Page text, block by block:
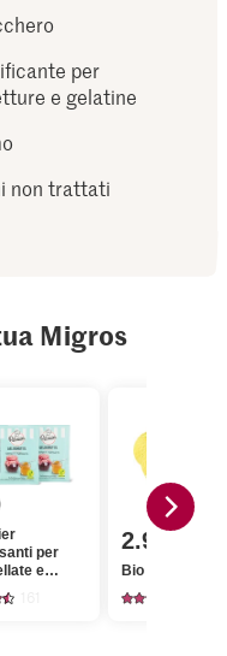
per
e gelatine
non trattati
Migros
per
e
2.95
Bio Limoni